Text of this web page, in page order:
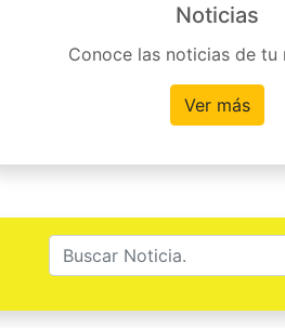
Noticias
Conoce las noticias de tu
Ver más